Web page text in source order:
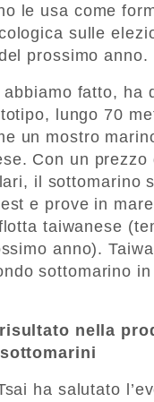
le usa come
sulle
prossimo anno.
abbiamo fatto, ha
lungo 70
un mostro
Con un prezzo
il sottomarino
e prove in
taiwanese
anno).
sottomarino
nella
ha salutato